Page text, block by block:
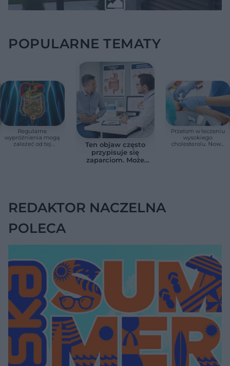
POPULARNE TEMATY
Regularne
wypróżnienia mogą
zależeć od tej
Ten objaw często
przypisuje się
zaparciom. Może
Przełom w leczeniu
wysokiego
cholesterolu. Nowa
REDAKTOR NACZELNA
POLECA